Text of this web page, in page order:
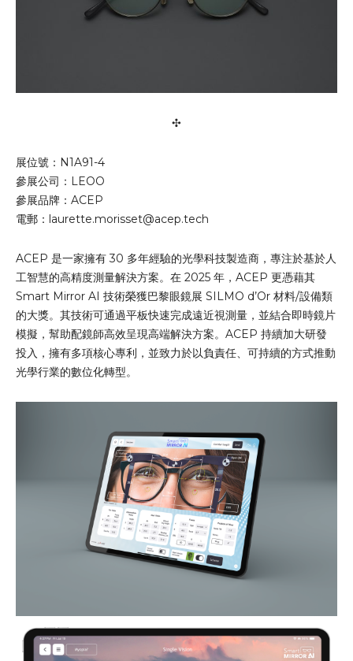
✣
展位號：N1A91-4
參展公司：LEOO
參展品牌：ACEP
電郵： laurette.morisset@acep.tech
ACEP 是一家擁有 30 多年經驗的光學科技製造商，專注於基於人
工智慧的高精度測量解決方案。在 2025 年，ACEP 更憑藉其
Smart Mirror AI 技術榮獲巴黎眼鏡展 SILMO d’Or 材料/設備類
的大獎。其技術可通過平板快速完成遠近視測量，並結合即時鏡片
模擬，幫助配鏡師高效呈現高端解決方案。ACEP 持續加大研發
投入，擁有多項核心專利，並致力於以負責任、可持續的方式推動
光學行業的數位化轉型。